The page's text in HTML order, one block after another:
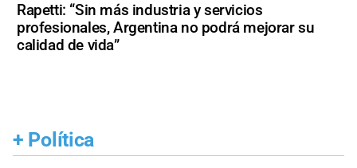
Rapetti: “Sin más industria y servicios
profesionales, Argentina no podrá mejorar su
calidad de vida”
+ Política